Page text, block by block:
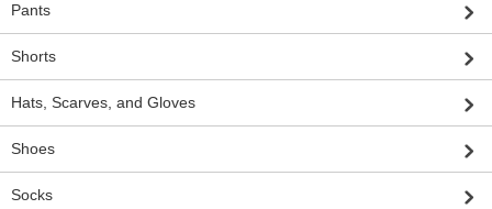
Pants
Shorts
Hats, Scarves, and Gloves
Shoes
Socks